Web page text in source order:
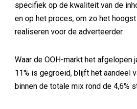
specifiek op de kwaliteit van de
en op het proces, om zo het
realiseren voor de adverteerder.
Waar de OOH-markt het afgelopen
11% is gegroeid, blijft het aandeel
binnen de totale mix rond de 4,6%